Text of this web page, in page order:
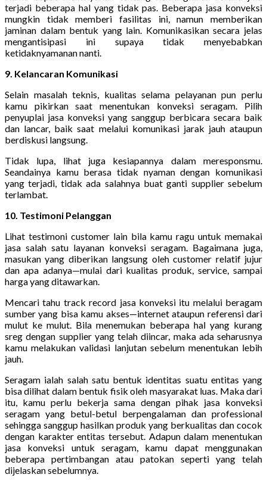
terjadi beberapa hal yang tidak pas. Beberapa jasa konveksi
mungkin tidak memberi fasilitas ini, namun memberikan
jaminan dalam bentuk yang lain. Komunikasikan secara jelas
mengantisipasi ini supaya tidak menyebabkan
ketidaknyamanan nanti.
9. Kelancaran Komunikasi
Selain masalah teknis, kualitas selama pelayanan pun perlu
kamu pikirkan saat menentukan konveksi seragam. Pilih
penyuplai jasa konveksi yang sanggup berbicara secara baik
dan lancar, baik saat melalui komunikasi jarak jauh ataupun
berdiskusi langsung.
Tidak lupa, lihat juga kesiapannya dalam meresponsmu.
Seandainya kamu berasa tidak nyaman dengan komunikasi
yang terjadi, tidak ada salahnya buat ganti supplier sebelum
terlambat.
10. Testimoni Pelanggan
Lihat testimoni customer lain bila kamu ragu untuk memakai
jasa salah satu layanan konveksi seragam. Bagaimana juga,
masukan yang diberikan langsung oleh customer relatif jujur
dan apa adanya—mulai dari kualitas produk, service, sampai
harga yang ditawarkan.
Mencari tahu track record jasa konveksi itu melalui beragam
sumber yang bisa kamu akses—internet ataupun referensi dari
mulut ke mulut. Bila menemukan beberapa hal yang kurang
sreg dengan supplier yang telah diincar, maka ada seharusnya
kamu melakukan validasi lanjutan sebelum menentukan lebih
jauh.
Seragam ialah salah satu bentuk identitas suatu entitas yang
bisa dilihat dalam bentuk fisik oleh masyarakat luas. Maka dari
itu, kamu perlu bekerja sama dengan pihak jasa konveksi
seragam yang betul-betul berpengalaman dan professional
sehingga sanggup hasilkan produk yang berkualitas dan cocok
dengan karakter entitas tersebut. Adapun dalam menentukan
jasa konveksi untuk seragam, kamu dapat menggunakan
beberapa pertimbangan atau patokan seperti yang telah
dijelaskan sebelumnya.